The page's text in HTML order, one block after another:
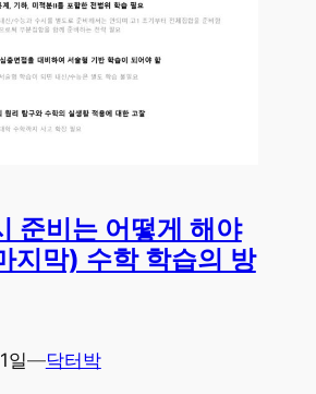
준비는 어떻게 해야
지막) 수학 학습의 방
일—닥터박